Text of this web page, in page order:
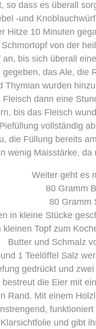
so dass es überall
-und
Hitze 10 Minuten
von der
bis sich überall
das Ale,
Thymian wurden
dann eine
bis das Fleisch
vollständig
die Füllung bereits
wenig Maisstärke,
Weiter geht es
80 Gramm
80 Gramm
in kleine Stücke
Topf zum
Butter und Schmalz
1 Teelöffel Salz
gedrückt und
die Eier mit
Rand. Mit einem
und gibt